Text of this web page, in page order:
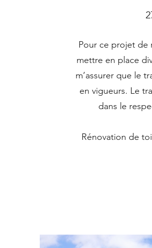
Pour ce projet de
mettre en place
m’assurer que le
en vigueurs. Le
dans le
Rénovation de